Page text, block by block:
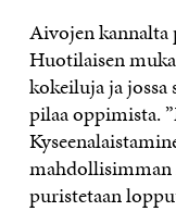
Aivojen
Huotilaisen
kokeiluja ja
pilaa oppimista.
mahdollisimman
puristetaan